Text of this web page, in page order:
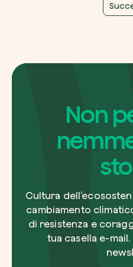
Non
Cultura
cambiamento
di resistenza e
tua casella e-